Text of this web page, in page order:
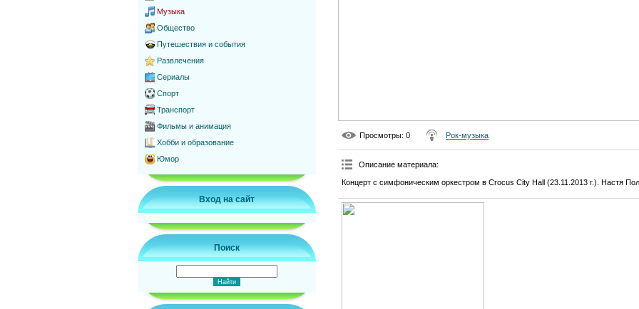
Музыка
Общество
Путешествия и события
Развлечения
Сериалы
Спорт
Транспорт
Фильмы и анимация
Хобби и образование
Юмор
Вход на сайт
Поиск
Просмотры: 0 Рок-музыка
Описание материала:
Концерт с симфоническим оркестром в Crocus City Hall (23.11.2013 г.). Настя